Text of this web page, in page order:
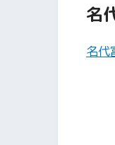
名
名代